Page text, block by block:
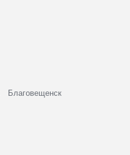
Благовещенск